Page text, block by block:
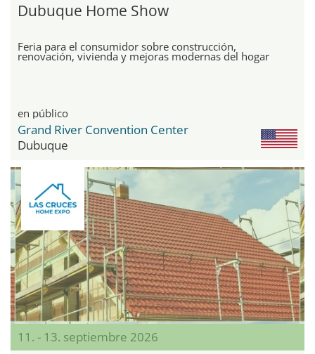
Dubuque Home Show
Feria para el consumidor sobre construcción,
renovación, vivienda y mejoras modernas del hogar
en público
Grand River Convention Center
Dubuque
11. - 13. septiembre 2026